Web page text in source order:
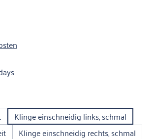
Klinge einschneidig links, schmal
Klinge einschneidig rechts, schmal